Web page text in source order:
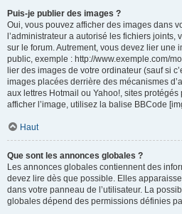
Puis-je publier des images ?
Oui, vous pouvez afficher des images dans
l’administrateur a autorisé les fichiers joints,
sur le forum. Autrement, vous devez lier une
public, exemple : http://www.exemple.com/
lier des images de votre ordinateur (sauf si
images placées derrière des mécanismes
aux lettres Hotmail ou Yahoo!, sites
afficher l’image, utilisez la balise BBCode
Haut
Que sont les annonces globales ?
Les annonces globales contiennent des
devez lire dès que possible. Elles
dans votre panneau de l’utilisateur. La
globales dépend des permissions définies